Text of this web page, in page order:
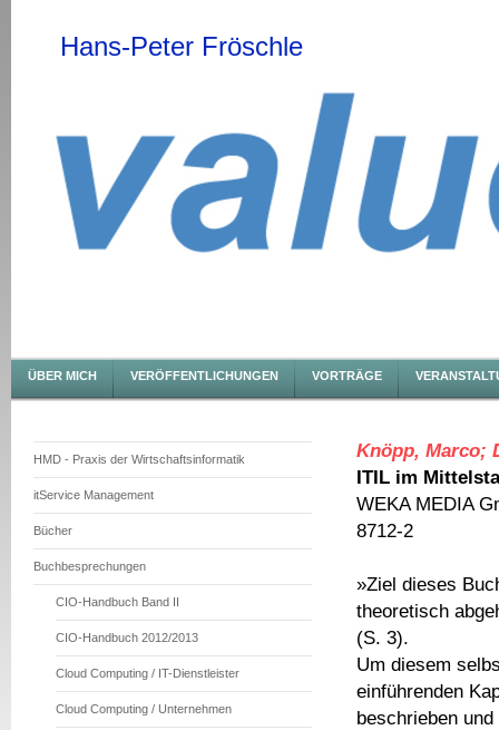
Hans-Peter Fröschle
ÜBER MICH VERÖFFENTLICHUNGEN VORTRÄGE
HMD - Praxis der Wirtschaftsinformatik
itService Management
Bücher
Buchbesprechungen
CIO-Handbuch Band II
CIO-Handbuch 2012/2013
Cloud Computing / IT-Dienstleister
Cloud Computing / Unternehmen
Knöpp, Marco;
ITIL im
WEKA MEDIA
8712-2
»Ziel dieses
theoretisch
(S. 3).
Um diesem
einführenden
beschrieben